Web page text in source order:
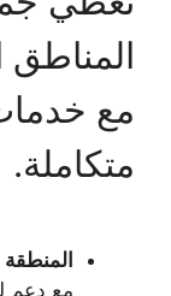
المناطق
مع
متكاملة.
المنطقة
مع دعم